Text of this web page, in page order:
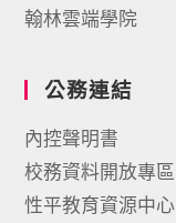
翰林雲端學院
公務連結
內控聲明書
校務資料開放專區
性平教育資源中心